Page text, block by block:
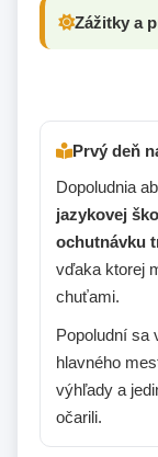
Zážitky a
Prvý deň
Dopoludnia
jazykovej
ochutnávku
vďaka ktorej
chuťami.
Popoludní sa
hlavného
výhľady a
očarili.